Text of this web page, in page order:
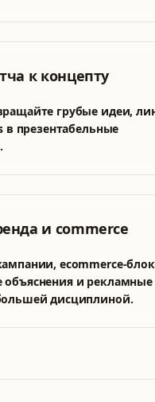
к концепту
грубые идеи,
в презентабельные
и commerce
ecommerce-
объяснения и рекламные
дисциплиной.